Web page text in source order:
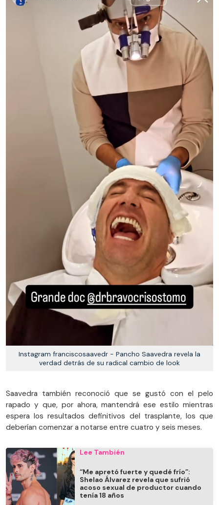
Instagram franciscosaavedr - Pancho Saavedra revela la
verdad detrás de su radical cambio de look
Saavedra también reconoció que se gustó con el pelo
rapado y que, por ahora, mantendrá ese estilo mientras
espera los resultados definitivos del trasplante, los que
deberían comenzar a notarse entre cuatro y seis meses.
Lee También
“Me apretó fuerte y quedé frío”:
Shelao Álvarez revela que sufrió
acoso sexual de productor cuando
tenía 18 años